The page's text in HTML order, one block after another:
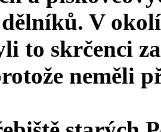
V
to skrčenci
neměli